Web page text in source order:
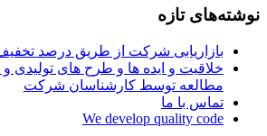
نوشته‌های تازه
بازاریابی شرکت از طریق درصد
خلاقیت و ایده ها و طرح های تولیدی
مطالعه توسط کارشناسان شرکت
تماس با ما
We develop quality code